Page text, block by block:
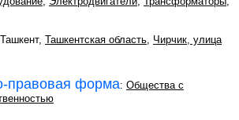
Ташкентская область, Чирчик, улица
правовая форма: Общества с